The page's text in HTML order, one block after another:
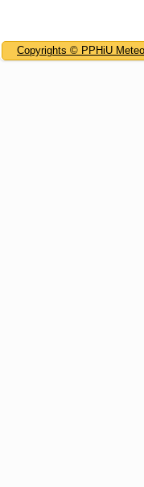
Copyrights © PPHiU